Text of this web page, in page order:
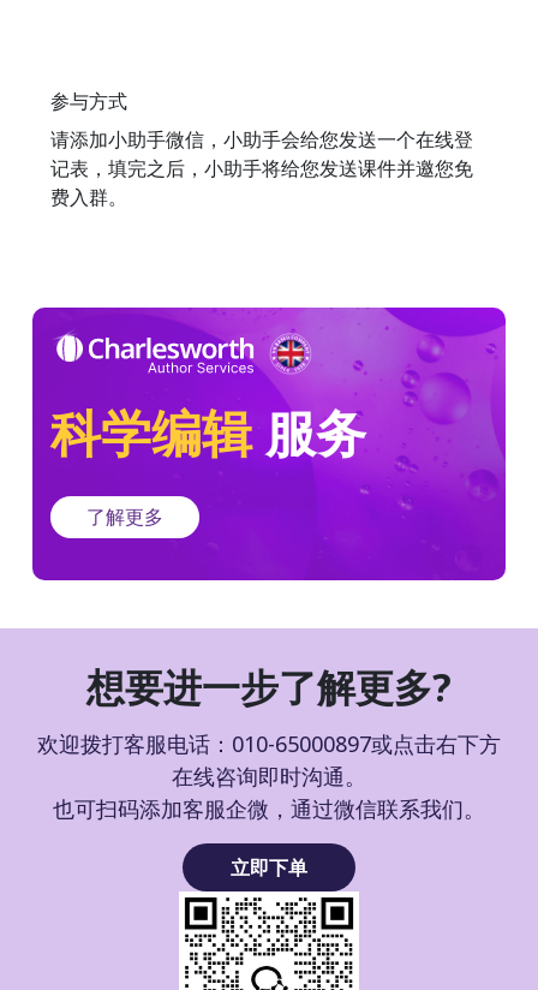
参与方式
请添加小助手微信，小助手会给您发送一个在线登
记表，填完之后，小助手将给您发送课件并邀您免
费入群。
科学编辑服务
了解更多
想要进一步了解更多?
欢迎拨打客服电话：010-65000897或点击右下方
在线咨询即时沟通。
也可扫码添加客服企微，通过微信联系我们。
立即下单